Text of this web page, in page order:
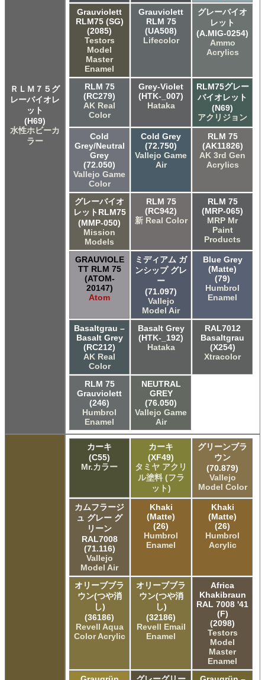
ＲＬＭ７５グ
レーバイオレ
ット
(H69)
水性ホビーカ
ラー
Grauviolett
RLM75 (SG)
(2085)
Testors
Model
Master
Enamel
Grauviolett
RLM 75
(UA508)
Lifecolor
グレーバイオ
レット
(A.MIG-0254)
Ammo
Acrylics
RLM 75
(RC279)
AK Real
Color
Grey-Violet
(HTK-_007)
Hataka
RLM75グレー
バイオレット
(N69)
アクリジョン
Cold
Grey/Neutral
Grey
(72.050)
Vallejo Game
Color
Cold Grey
(72.750)
Vallejo Game
Air
RLM 75
(AK11826)
AK 3rd Gen
Acrylics
グレーバイオ
レットRLM75
(MMP-050)
Mission
Models
RLM 75
(RC942)
新 Real Color
RLM 75
(MRP-065)
MRP Mr
Paint
Products
GRAUVIOLE
TT RLM 75
(ATOM-
20147)
Atom
ミディアム ガ
ンシップ グレ
ー
(71.097)
Vallejo
Model Air
Blue Grey
(Matte)
(79)
Humbrol
Enamel
Basaltgrau –
Basalt Grey
(RC212)
AK Real
Color
Basalt Grey
(HTK-_192)
Hataka
RAL7012
Basaltgrau
(X254)
Xtracolor
RLM 75
Grauviolett
(246)
Humbrol
Enamel
NEUTRAL
GREY
(76.050)
Vallejo Game
Air
カーキ
(C55)
Mr.カラー
カーキ
(XF49)
タミヤ アクリ
ル塗料 (フラ
ット)
グリーンブラ
ウン
(70.879)
Vallejo
Model Color
カムフラージ
ュ グレー グ
リーン
RAL7008
(71.116)
Vallejo
Model Air
Khaki
(Matte)
(26)
Humbrol
Enamel
Khaki
(Matte)
(26)
Humbrol
Acrylic
オリーブブラ
ウン(つや消
し)
(36186)
Revell Aqua
Color Acrylic
オリーブブラ
ウン(つや消
し)
(32186)
Revell Email
Enamel
Africa
Khakibraun
RAL 7008 '41
(F)
(2098)
Testors
Model
Master
Enamel